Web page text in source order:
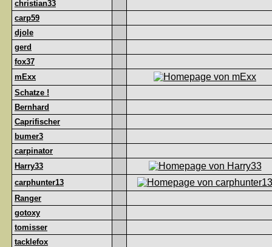
christian33
carp59
djole
gerd
fox37
mExx
Schatze !
Bernhard
Caprifischer
bumer3
carpinator
Harry33
carphunter13
Ranger
gotoxy
tomisser
tacklefox